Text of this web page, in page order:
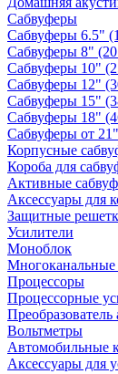
Сабвуферы
Сабвуферы 6.5"
Сабвуферы 8"
Сабвуферы 10"
Сабвуферы 12"
Сабвуферы 15"
Сабвуферы 18"
Сабвуферы от
Корпусные
Короба для
Активные
Аксессуары для
Защитные
Усилители
Моноблок
Многоканальные
Процессоры
Процессорные
Преобразователь
Вольтметры
Автомобильные
Аксессуары для